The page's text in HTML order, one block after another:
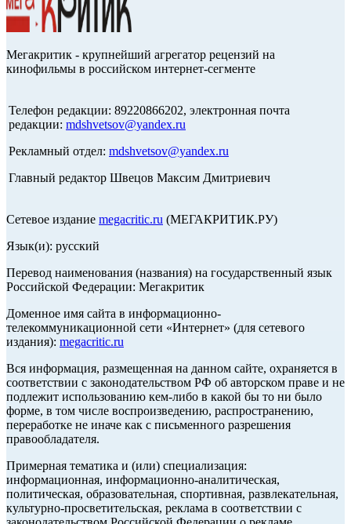
Мегакритик - крупнейший агрегатор рецензий на
кинофильмы в российском интернет-сегменте
Телефон редакции: 89220866202, электронная почта
редакции: mdshvetsov@yandex.ru
Рекламный отдел: mdshvetsov@yandex.ru
Главный редактор Швецов Максим Дмитриевич
Сетевое издание megacritic.ru (МЕГАКРИТИК.РУ)
Язык(и): русский
Перевод наименования (названия) на государственный язык
Российской Федерации: Мегакритик
Доменное имя сайта в информационно-
телекоммуникационной сети «Интернет» (для сетевого
издания): megacritic.ru
Вся информация, размещенная на данном сайте, охраняется в
соответствии с законодательством РФ об авторском праве и не
подлежит использованию кем-либо в какой бы то ни было
форме, в том числе воспроизведению, распространению,
переработке не иначе как с письменного разрешения
правообладателя.
Примерная тематика и (или) специализация:
информационная, информационно-аналитическая,
политическая, образовательная, спортивная, развлекательная,
культурно-просветительская, реклама в соответствии с